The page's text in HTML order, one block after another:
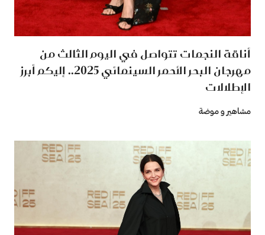
أناقة النجمات تتواصل في اليوم الثالث من
مهرجان البحر الأحمر السينمائي 2025.. إليكم أبرز
الإطلالات
مشاهير و موضة